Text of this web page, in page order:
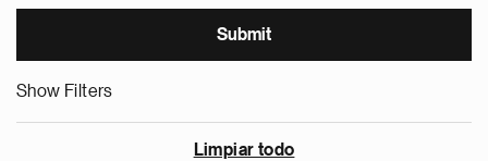
Show Filters
Limpiar todo